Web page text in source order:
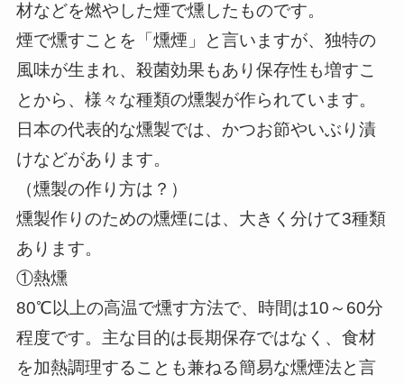
材などを燃やした煙で燻したものです。
煙で燻すことを「燻煙」と言いますが、独特の
風味が生まれ、殺菌効果もあり保存性も増すこ
とから、様々な種類の燻製が作られています。
日本の代表的な燻製では、かつお節やいぶり漬
けなどがあります。
（燻製の作り方は？）
燻製作りのための燻煙には、大きく分けて3種類
あります。
①熱燻
80℃以上の高温で燻す方法で、時間は10～60分
程度です。主な目的は長期保存ではなく、食材
を加熱調理することも兼ねる簡易な燻煙法と言